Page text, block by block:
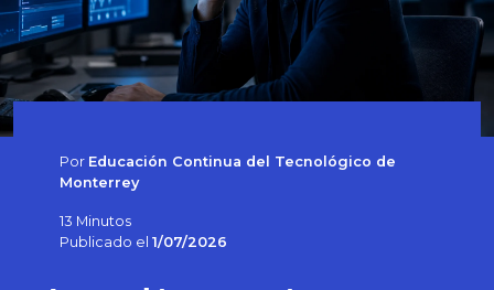
Por Educación Continua del Tecnológico de
Monterrey
13 Minutos
Publicado el 1/07/2026